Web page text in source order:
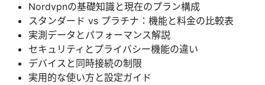
Nordvpnの基礎知識と現在のプラン構成
スタンダード vs プラチナ：機能と料金の比較表
実測データとパフォーマンス解説
セキュリティとプライバシー機能の違い
デバイスと同時接続の制限
実用的な使い方と設定ガイド